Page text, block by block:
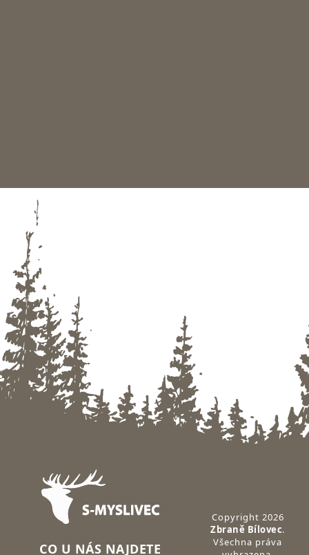
Zápatí
CO U NÁS NAJDETE
Copyright 2026
Zbraně Bílovec.
Všechna práva